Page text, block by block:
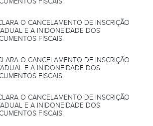
O CANCELAMENTO DE INSCRIÇÃO
E A INIDONEIDADE DOS
FISCAIS.
O CANCELAMENTO DE INSCRIÇÃO
E A INIDONEIDADE DOS
FISCAIS.
O CANCELAMENTO DE INSCRIÇÃO
E A INIDONEIDADE DOS
FISCAIS.